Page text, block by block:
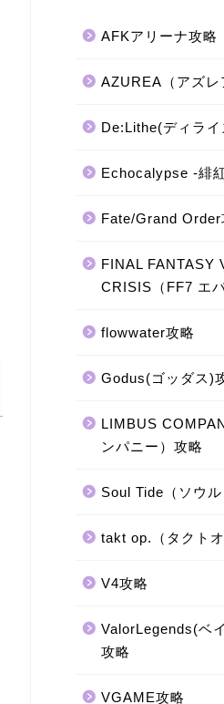
AFKアリーナ攻略
AZUREA（アズ
De:Lithe(ディライ
Echocalypse -緋
Fate/Grand Order
FINAL FANTASY
CRISIS（FF7 エ
flowwater攻略
Godus(ゴッダス)
LIMBUS
ンパニー）攻略
Soul Tide（ソウ
takt op.（タクト
V4攻略
ValorLegends(ベ
攻略
VGAME攻略